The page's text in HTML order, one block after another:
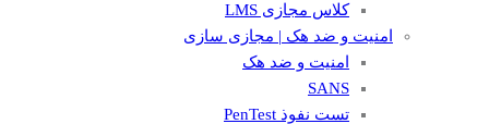
کلاس مجازی LMS
امنیت و ضد هک | مجازی سازی
امنیت و ضد هک
SANS
تست نفوذ PenTest